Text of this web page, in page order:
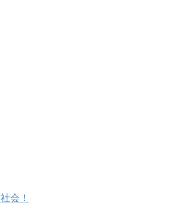
会！